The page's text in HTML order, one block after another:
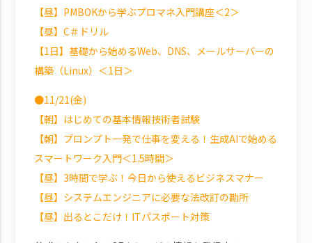
【昼】PMBOKから学ぶプロマネ入門講座＜2＞
【昼】C＃ドリル
【1日】基礎から始めるWeb、DNS、メールサーバーの
構築（Linux）＜1日＞
●11/21(金)
【朝】はじめての基本情報技術者試験
【朝】プロンプト一発で仕事を変える！生成AIで始める
スマートワーク入門＜1.5時間＞
【昼】3時間で学ぶ！今日から使えるビジネスマナー
【昼】システムエンジニアに必要な法改訂の勘所
【昼】出るとこだけ！ITパスポート対策